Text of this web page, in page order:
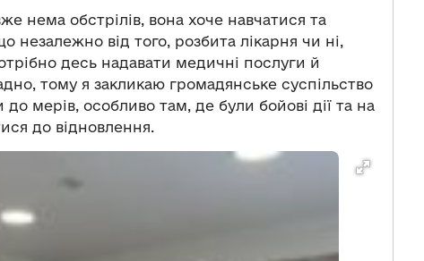
нема обстрілів, вона хоче навчатися та
незалежно від того, розбита лікарня чи ні,
десь надавати медичні послуги й
тому я закликаю громадянське суспільство
мерів, особливо там, де були бойові дії та на
до відновлення.